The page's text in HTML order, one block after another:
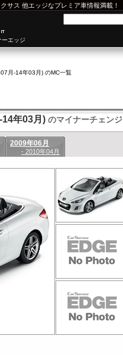
サス 他エッジなプレミア車情報満載！
エッジ
月-14年03月) のMC一覧
14年03月) のマイナーチェンジ
2009年06月
- 2010年04月